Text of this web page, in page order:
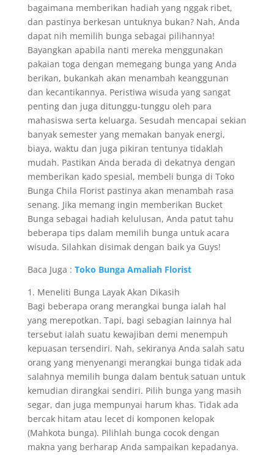
bagaimana memberikan hadiah yang nggak ribet,
dan pastinya berkesan untuknya bukan? Nah, Anda
dapat nih memilih bunga sebagai pilihannya!
Bayangkan apabila nanti mereka menggunakan
pakaian toga dengan memegang bunga yang Anda
berikan, bukankah akan menambah keanggunan
dan kecantikannya. Peristiwa wisuda yang sangat
penting dan juga ditunggu-tunggu oleh para
mahasiswa serta keluarga. Sesudah mencapai sekian
banyak semester yang memakan banyak energi,
biaya, waktu dan juga pikiran tentunya tidaklah
mudah. Pastikan Anda berada di dekatnya dengan
memberikan kado spesial, membeli bunga di Toko
Bunga Chila Florist pastinya akan menambah rasa
senang. Jika memang ingin memberikan Bucket
Bunga sebagai hadiah kelulusan, Anda patut tahu
beberapa tips dalam memilih bunga untuk acara
wisuda. Silahkan disimak dengan baik ya Guys!
Baca Juga : Toko Bunga Amaliah Florist
1. Meneliti Bunga Layak Akan Dikasih
Bagi beberapa orang merangkai bunga ialah hal
yang merepotkan. Tapi, bagi sebagian lainnya hal
tersebut ialah suatu kewajiban demi menempuh
kepuasan tersendiri. Nah, sekiranya Anda salah satu
orang yang menyenangi merangkai bunga tidak ada
salahnya memilih bunga dalam bentuk satuan untuk
kemudian dirangkai sendiri. Pilih bunga yang masih
segar, dan juga mempunyai harum khas. Tidak ada
bercak hitam atau lecet di komponen kelopak
(Mahkota bunga). Pilihlah bunga cocok dengan
makna yang berharap Anda sampaikan kepadanya.